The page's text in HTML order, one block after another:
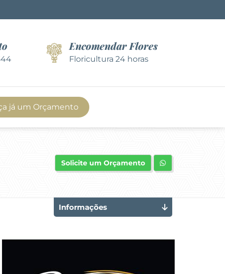
Encomendar Flores
Floricultura 24 horas
já um Orçamento
Solicite um Orçamento
Informações